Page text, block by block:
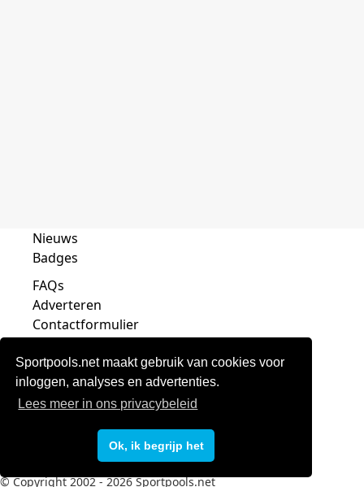
Sportpools.net maakt gebruik van cookies voor
inloggen, analyses en advertenties.
Lees meer in ons privacybeleid
Ok, ik begrijp het
Nieuws
Badges
FAQs
Adverteren
Contactformulier
© Copyright 2002 - 2026 Sportpools.net